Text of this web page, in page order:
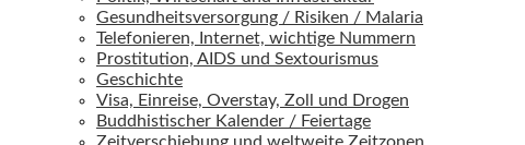
Gesundheitsversorgung / Risiken / Malaria
Telefonieren, Internet, wichtige Nummern
Prostitution, AIDS und Sextourismus
Geschichte
Visa, Einreise, Overstay, Zoll und Drogen
Buddhistischer Kalender / Feiertage